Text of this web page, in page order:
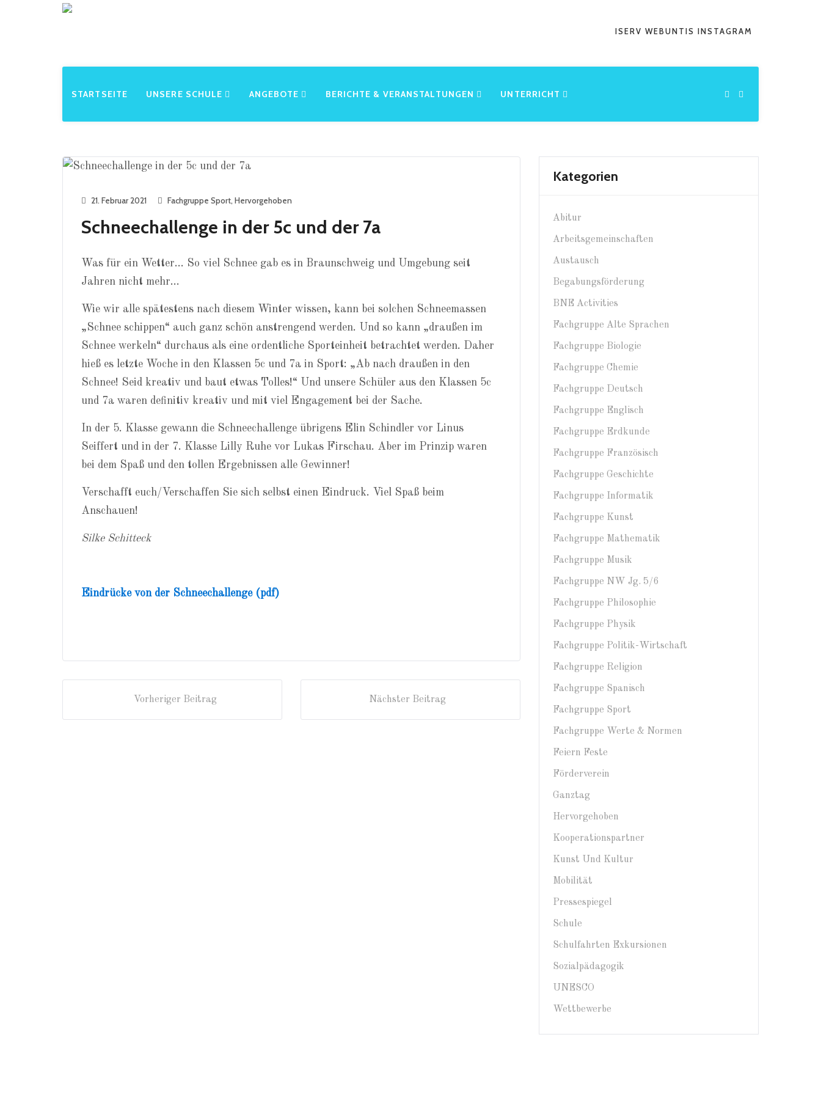
ISERV WEBUNTIS INSTAGRAM
STARTSEITE UNSERE SCHULE ANGEBOTE BERICHTE & VERANSTALTUNGEN UNTERRICHT
21. Februar 2021 Fachgruppe Sport, Hervorgehoben
Schneechallenge in der 5c und der 7a
Was für ein Wetter… So viel Schnee gab es in Braunschweig und Umgebung seit
Jahren nicht mehr…
Wie wir alle spätestens nach diesem Winter wissen, kann bei solchen Schneemassen
„Schnee schippen“ auch ganz schön anstrengend werden. Und so kann „draußen im
Schnee werkeln“ durchaus als eine ordentliche Sporteinheit betrachtet werden. Daher
hieß es letzte Woche in den Klassen 5c und 7a in Sport: „Ab nach draußen in den
Schnee! Seid kreativ und baut etwas Tolles!“ Und unsere Schüler aus den Klassen 5c
und 7a waren definitiv kreativ und mit viel Engagement bei der Sache.
In der 5. Klasse gewann die Schneechallenge übrigens Elin Schindler vor Linus
Seiffert und in der 7. Klasse Lilly Ruhe vor Lukas Firschau. Aber im Prinzip waren
bei dem Spaß und den tollen Ergebnissen alle Gewinner!
Verschafft euch/Verschaffen Sie sich selbst einen Eindruck. Viel Spaß beim
Anschauen!
Silke Schitteck
Eindrücke von der Schneechallenge (pdf)
Vorheriger Beitrag Nächster Beitrag
Kategorien
Abitur
Arbeitsgemeinschaften
Austausch
Begabungsförderung
BNE Activities
Fachgruppe Alte Sprachen
Fachgruppe Biologie
Fachgruppe Chemie
Fachgruppe Deutsch
Fachgruppe Englisch
Fachgruppe Erdkunde
Fachgruppe Französisch
Fachgruppe Geschichte
Fachgruppe Informatik
Fachgruppe Kunst
Fachgruppe Mathematik
Fachgruppe Musik
Fachgruppe NW Jg. 5/6
Fachgruppe Philosophie
Fachgruppe Physik
Fachgruppe Politik-Wirtschaft
Fachgruppe Religion
Fachgruppe Spanisch
Fachgruppe Sport
Fachgruppe Werte & Normen
Feiern Feste
Förderverein
Ganztag
Hervorgehoben
Kooperationspartner
Kunst Und Kultur
Mobilität
Pressespiegel
Schule
Schulfahrten Exkursionen
Sozialpädagogik
UNESCO
Wettbewerbe